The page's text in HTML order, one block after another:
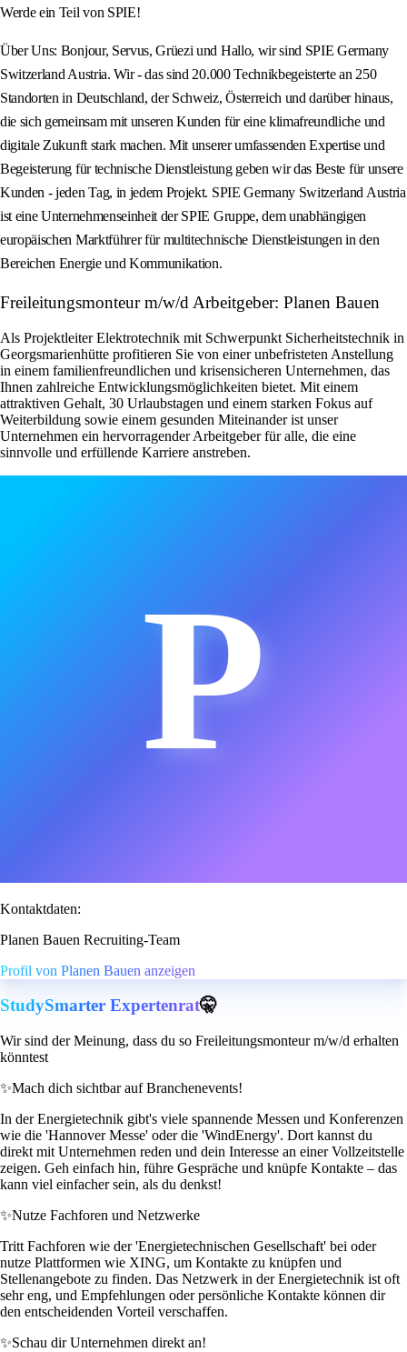
Werde ein Teil von SPIE!
Über Uns: Bonjour, Servus, Grüezi und Hallo, wir sind SPIE Germany
Switzerland Austria. Wir - das sind 20.000 Technikbegeisterte an 250
Standorten in Deutschland, der Schweiz, Österreich und darüber hinaus,
die sich gemeinsam mit unseren Kunden für eine klimafreundliche und
digitale Zukunft stark machen. Mit unserer umfassenden Expertise und
Begeisterung für technische Dienstleistung geben wir das Beste für unsere
Kunden - jeden Tag, in jedem Projekt. SPIE Germany Switzerland Austria
ist eine Unternehmenseinheit der SPIE Gruppe, dem unabhängigen
europäischen Marktführer für multitechnische Dienstleistungen in den
Bereichen Energie und Kommunikation.
Freileitungsmonteur m/w/d Arbeitgeber: Planen Bauen
Als Projektleiter Elektrotechnik mit Schwerpunkt Sicherheitstechnik in
Georgsmarienhütte profitieren Sie von einer unbefristeten Anstellung
in einem familienfreundlichen und krisensicheren Unternehmen, das
Ihnen zahlreiche Entwicklungsmöglichkeiten bietet. Mit einem
attraktiven Gehalt, 30 Urlaubstagen und einem starken Fokus auf
Weiterbildung sowie einem gesunden Miteinander ist unser
Unternehmen ein hervorragender Arbeitgeber für alle, die eine
sinnvolle und erfüllende Karriere anstreben.
P
Kontaktdaten:
Planen Bauen Recruiting-Team
Profil von Planen Bauen anzeigen
StudySmarter Expertenrat🤫
Wir sind der Meinung, dass du so Freileitungsmonteur m/w/d erhalten
könntest
✨Mach dich sichtbar auf Branchenevents!
In der Energietechnik gibt's viele spannende Messen und Konferenzen
wie die 'Hannover Messe' oder die 'WindEnergy'. Dort kannst du
direkt mit Unternehmen reden und dein Interesse an einer Vollzeitstelle
zeigen. Geh einfach hin, führe Gespräche und knüpfe Kontakte – das
kann viel einfacher sein, als du denkst!
✨Nutze Fachforen und Netzwerke
Tritt Fachforen wie der 'Energietechnischen Gesellschaft' bei oder
nutze Plattformen wie XING, um Kontakte zu knüpfen und
Stellenangebote zu finden. Das Netzwerk in der Energietechnik ist oft
sehr eng, und Empfehlungen oder persönliche Kontakte können dir
den entscheidenden Vorteil verschaffen.
✨Schau dir Unternehmen direkt an!